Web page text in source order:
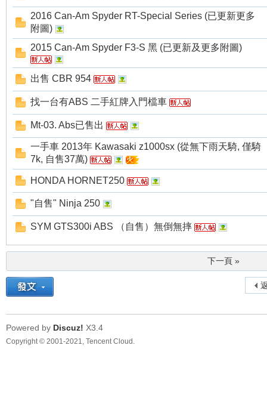
2016 Can-Am Spyder RT-Special Series (已更新更多
附圖)
2015 Can-Am Spyder F3-S 黑 (已更新及更多附圖)
出售 CBR 954
找一台有ABS 二手紅牌入門檔車
Mt-03. Abs已售出
一手車 2013年 Kawasaki z1000sx (從無下雨天騎, 僅騎
7k, 自售37萬)
HONDA HORNET250
"自售" Ninja 250
SYM GTS300i ABS （自售）無倒無摔
下一頁 »
Powered by Discuz! X3.4
Copyright © 2001-2021, Tencent Cloud.